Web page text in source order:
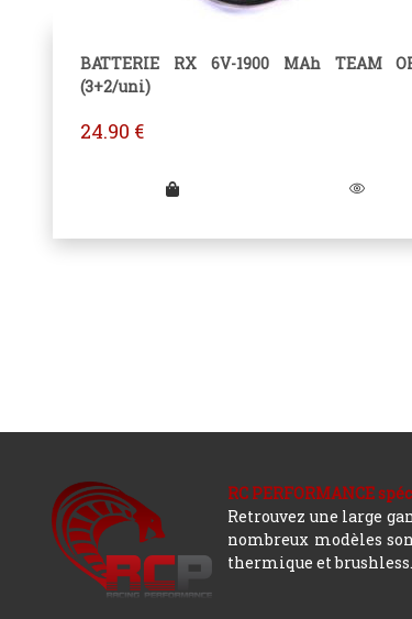
BATTERIE RX 6V-1900 MAh TEAM
(3+2/uni)
24.90 €
RC PERFORMANCE
Retrouvez une large
nombreux modèles
thermique et brushless.